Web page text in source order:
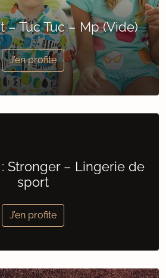
– Tuc Tuc – Mp (Vide)
J’en profite
Stronger – Lingerie de
sport
J’en profite